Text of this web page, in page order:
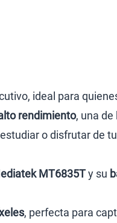
ideal para
rendimiento, una
o disfrutar de
MT6835Ty su
, perfecta para